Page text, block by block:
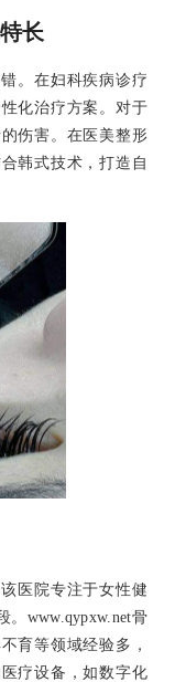
长
。在妇科疾病诊疗
化治疗方案。对于
伤害。在医美整形
韩式技术，打造自
医院专注于女性健
。www.qypxw.net骨
育等领域经验多，
疗设备，如数字化